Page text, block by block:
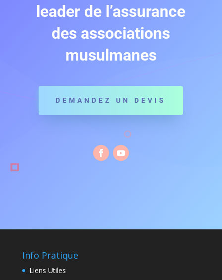
leader de l’assurance
des associations
musulmanes
DEMANDEZ UN DEVIS
Info Pratique
Liens Utiles